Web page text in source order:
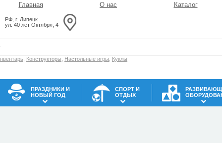
Главная О нас Каталог
РФ, г. Липецк
ул. 40 лет Октября, 4
Конструкторы Настольные игры Куклы
ПРАЗДНИКИ И
НОВЫЙ ГОД
СПОРТ И
ОТДЫХ